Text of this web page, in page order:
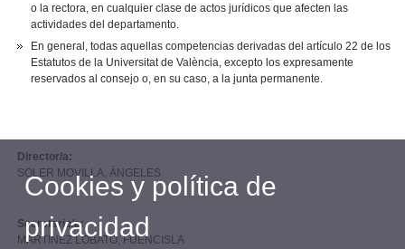
o la rectora, en cualquier clase de actos jurídicos que afecten las
actividades del departamento.
En general, todas aquellas competencias derivadas del artículo 22 de los
Estatutos de la Universitat de València, excepto los expresamente
reservados al consejo o, en su caso, a la junta permanente.
Director/a:
SOLER MOVILLA, ÁNGELES
Secretario/a:
MARTINEZ LOBATO, FUENCISLA
Cookies y política de
privacidad